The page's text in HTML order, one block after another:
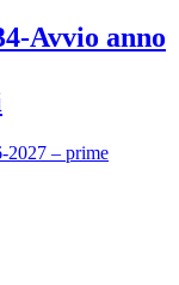
Avvio anno
2027 – prime